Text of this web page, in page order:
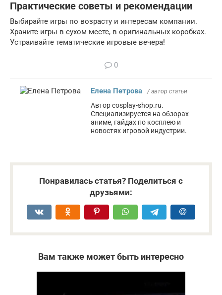
Практические советы и рекомендации
Выбирайте игры по возрасту и интересам компании.
Храните игры в сухом месте, в оригинальных коробках.
Устраивайте тематические игровые вечера!
0
Елена Петрова / автор статьи
Автор cosplay-shop.ru.
Специализируется на обзорах
аниме, гайдах по косплею и
новостях игровой индустрии.
Понравилась статья? Поделиться с
друзьями:
Вам также может быть интересно